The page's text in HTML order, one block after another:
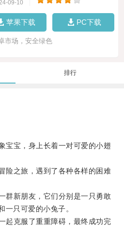
09-10
苹果下载 PC下载
市场，安全绿色
排行
宝，身上长着一对可爱的小翅
之旅，遇到了各种各样的困难
新朋友，它们分别是一只勇敢
一只可爱的小兔子。
克服了重重障碍，最终成功完